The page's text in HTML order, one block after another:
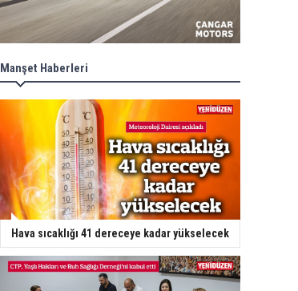
Manşet Haberleri
Hava sıcaklığı 41 dereceye kadar yükselecek